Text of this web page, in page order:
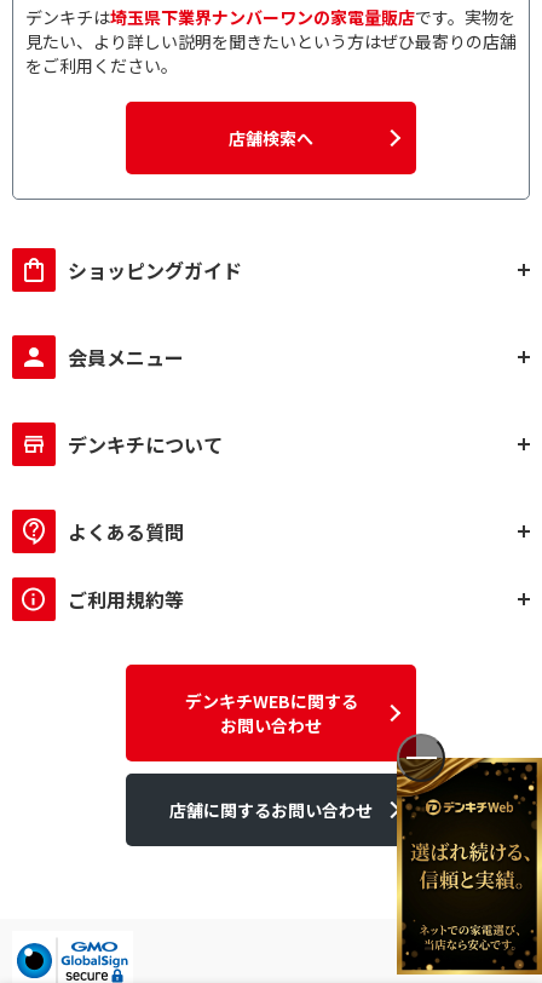
デンキチは埼玉県下業界ナンバーワンの家電量販店です。実物を
見たい、より詳しい説明を聞きたいという方はぜひ最寄りの店舗
をご利用ください。
店舗検索へ
ショッピングガイド
会員メニュー
デンキチについて
よくある質問
ご利用規約等
デンキチWEBに関する
お問い合わせ
店舗に関するお問い合わせ